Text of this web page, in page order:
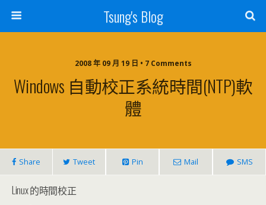
Tsung's Blog
2008 年 09 月 19 日 • 7 Comments
Windows 自動校正系統時間(NTP)軟
體
Share Tweet Pin Mail SMS
Linux 的時間校正